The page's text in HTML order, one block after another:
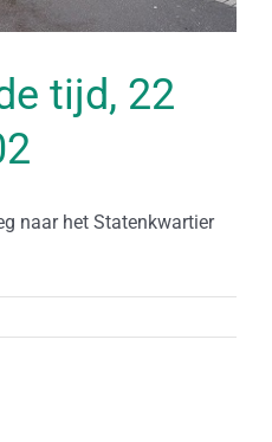
tijd, 22
naar het Statenkwartier